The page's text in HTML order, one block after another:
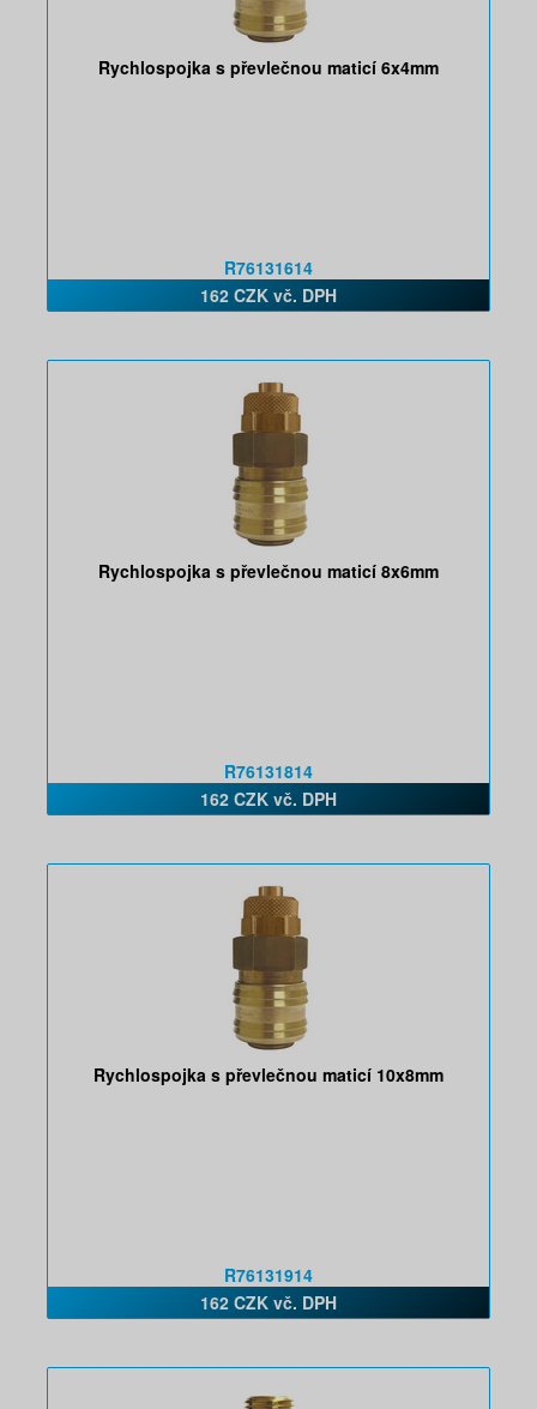
Rychlospojka s převlečnou maticí 6x4mm
R76131614
162 CZK vč. DPH
Rychlospojka s převlečnou maticí 8x6mm
R76131814
162 CZK vč. DPH
Rychlospojka s převlečnou maticí 10x8mm
R76131914
162 CZK vč. DPH